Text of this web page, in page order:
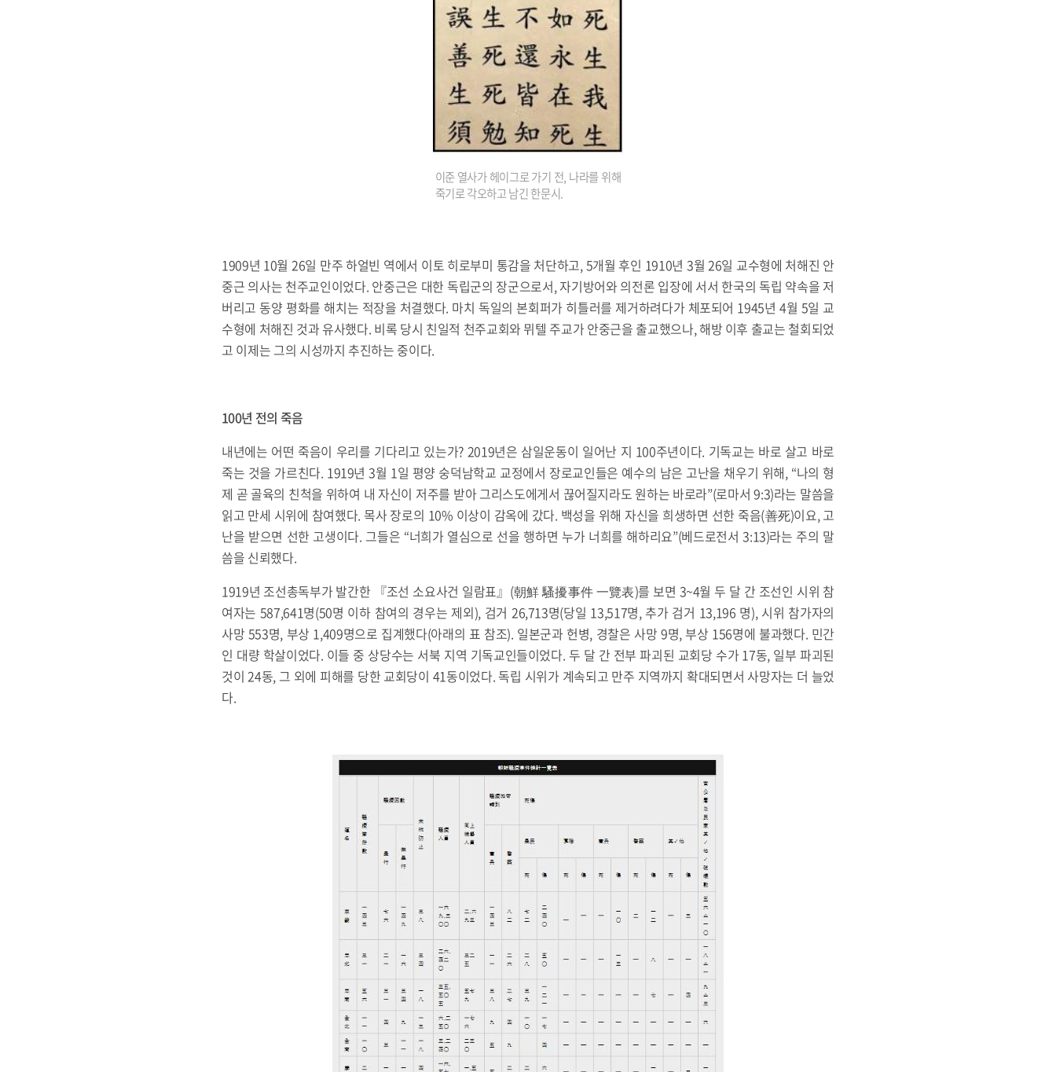
이준 열사가 헤이그로 가기 전, 나라를 위해
죽기로 각오하고 남긴 한문시.
1909년 10월 26일 만주 하얼빈 역에서 이토 히로부미 통감을 처단하고, 5개월 후인 1910년 3월 26일 교수형에 처해진 안
중근 의사는 천주교인이었다. 안중근은 대한 독립군의 장군으로서, 자기방어와 의전론 입장에 서서 한국의 독립 약속을 저
버리고 동양 평화를 해치는 적장을 처결했다. 마치 독일의 본회퍼가 히틀러를 제거하려다가 체포되어 1945년 4월 5일 교
수형에 처해진 것과 유사했다. 비록 당시 친일적 천주교회와 뮈텔 주교가 안중근을 출교했으나, 해방 이후 출교는 철회되었
고 이제는 그의 시성까지 추진하는 중이다.
100년 전의 죽음
내년에는 어떤 죽음이 우리를 기다리고 있는가? 2019년은 삼일운동이 일어난 지 100주년이다. 기독교는 바로 살고 바로
죽는 것을 가르친다. 1919년 3월 1일 평양 숭덕남학교 교정에서 장로교인들은 예수의 남은 고난을 채우기 위해, “나의 형
제 곧 골육의 친척을 위하여 내 자신이 저주를 받아 그리스도에게서 끊어질지라도 원하는 바로라”(로마서 9:3)라는 말씀을
읽고 만세 시위에 참여했다. 목사 장로의 10% 이상이 감옥에 갔다. 백성을 위해 자신을 희생하면 선한 죽음(善死)이요, 고
난을 받으면 선한 고생이다. 그들은 “너희가 열심으로 선을 행하면 누가 너희를 해하리요”(베드로전서 3:13)라는 주의 말
씀을 신뢰했다.
1919년 조선총독부가 발간한 『조선 소요사건 일람표』(朝鮮 騷擾事件 一覽表)를 보면 3~4월 두 달 간 조선인 시위 참
여자는 587,641명(50명 이하 참여의 경우는 제외), 검거 26,713명(당일 13,517명, 추가 검거 13,196 명), 시위 참가자의
사망 553명, 부상 1,409명으로 집계했다(아래의 표 참조). 일본군과 헌병, 경찰은 사망 9명, 부상 156명에 불과했다. 민간
인 대량 학살이었다. 이들 중 상당수는 서북 지역 기독교인들이었다. 두 달 간 전부 파괴된 교회당 수가 17동, 일부 파괴된
것이 24동, 그 외에 피해를 당한 교회당이 41동이었다. 독립 시위가 계속되고 만주 지역까지 확대되면서 사망자는 더 늘었
다.